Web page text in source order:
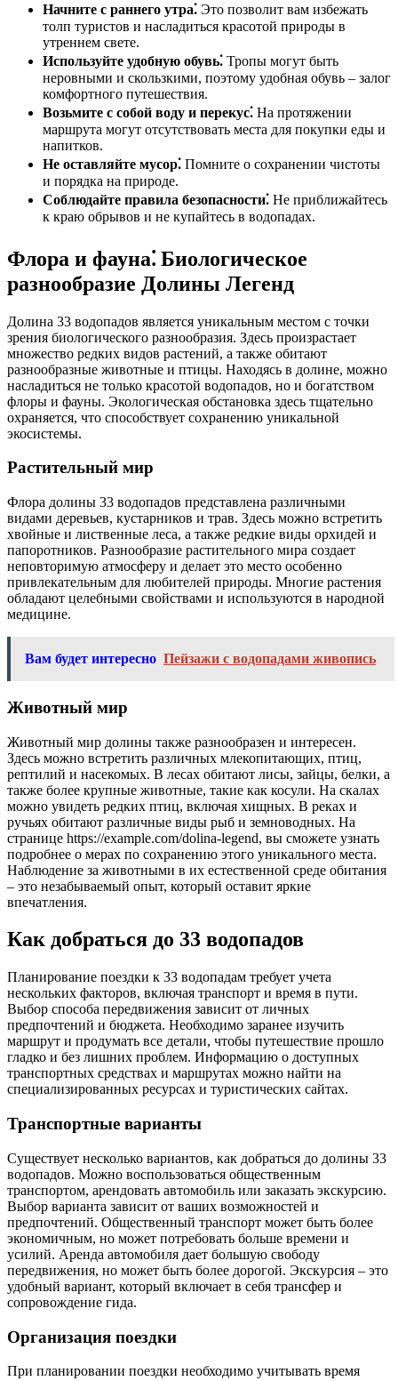
Начните с раннего утра⁚ Это позволит вам избежать
толп туристов и насладиться красотой природы в
утреннем свете.
Используйте удобную обувь⁚ Тропы могут быть
неровными и скользкими, поэтому удобная обувь – залог
комфортного путешествия.
Возьмите с собой воду и перекус⁚ На протяжении
маршрута могут отсутствовать места для покупки еды и
напитков.
Не оставляйте мусор⁚ Помните о сохранении чистоты
и порядка на природе.
Соблюдайте правила безопасности⁚ Не приближайтесь
к краю обрывов и не купайтесь в водопадах.
Флора и фауна⁚ Биологическое
разнообразие Долины Легенд
Долина 33 водопадов является уникальным местом с точки
зрения биологического разнообразия. Здесь произрастает
множество редких видов растений, а также обитают
разнообразные животные и птицы. Находясь в долине, можно
насладиться не только красотой водопадов, но и богатством
флоры и фауны. Экологическая обстановка здесь тщательно
охраняется, что способствует сохранению уникальной
экосистемы.
Растительный мир
Флора долины 33 водопадов представлена различными
видами деревьев, кустарников и трав. Здесь можно встретить
хвойные и лиственные леса, а также редкие виды орхидей и
папоротников. Разнообразие растительного мира создает
неповторимую атмосферу и делает это место особенно
привлекательным для любителей природы. Многие растения
обладают целебными свойствами и используются в народной
медицине.
Вам будет интересно Пейзажи с водопадами живопись
Животный мир
Животный мир долины также разнообразен и интересен.
Здесь можно встретить различных млекопитающих, птиц,
рептилий и насекомых. В лесах обитают лисы, зайцы, белки, а
также более крупные животные, такие как косули. На скалах
можно увидеть редких птиц, включая хищных. В реках и
ручьях обитают различные виды рыб и земноводных. На
странице https://example.com/dolina-legend, вы сможете узнать
подробнее о мерах по сохранению этого уникального места.
Наблюдение за животными в их естественной среде обитания
– это незабываемый опыт, который оставит яркие
впечатления.
Как добраться до 33 водопадов
Планирование поездки к 33 водопадам требует учета
нескольких факторов, включая транспорт и время в пути.
Выбор способа передвижения зависит от личных
предпочтений и бюджета. Необходимо заранее изучить
маршрут и продумать все детали, чтобы путешествие прошло
гладко и без лишних проблем. Информацию о доступных
транспортных средствах и маршрутах можно найти на
специализированных ресурсах и туристических сайтах.
Транспортные варианты
Существует несколько вариантов, как добраться до долины 33
водопадов. Можно воспользоваться общественным
транспортом, арендовать автомобиль или заказать экскурсию.
Выбор варианта зависит от ваших возможностей и
предпочтений. Общественный транспорт может быть более
экономичным, но может потребовать больше времени и
усилий. Аренда автомобиля дает большую свободу
передвижения, но может быть более дорогой. Экскурсия – это
удобный вариант, который включает в себя трансфер и
сопровождение гида.
Организация поездки
При планировании поездки необходимо учитывать время